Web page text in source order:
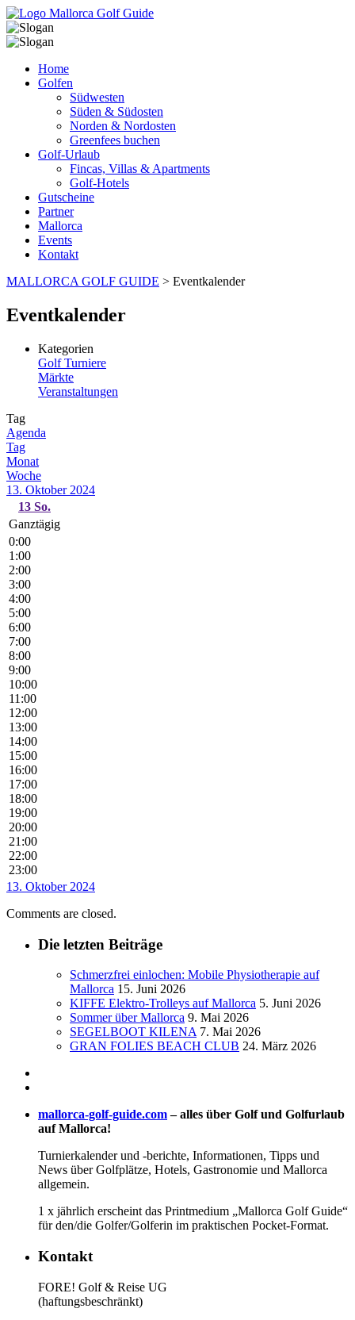
Home
Golfen
Südwesten
Süden & Südosten
Norden & Nordosten
Greenfees buchen
Golf-Urlaub
Fincas, Villas & Apartments
Golf-Hotels
Gutscheine
Partner
Mallorca
Events
Kontakt
MALLORCA GOLF GUIDE > Eventkalender
Eventkalender
Kategorien
Golf Turniere
Märkte
Veranstaltungen
Tag
Agenda
Tag
Monat
Woche
13. Oktober 2024
13 So.
Ganztägig
0:00
1:00
2:00
3:00
4:00
5:00
6:00
7:00
8:00
9:00
10:00
11:00
12:00
13:00
14:00
15:00
16:00
17:00
18:00
19:00
20:00
21:00
22:00
23:00
13. Oktober 2024
Comments are closed.
Die letzten Beiträge
Schmerzfrei einlochen: Mobile Physiotherapie auf
Mallorca 15. Juni 2026
KIFFE Elektro-Trolleys auf Mallorca 5. Juni 2026
Sommer über Mallorca 9. Mai 2026
SEGELBOOT KILENA 7. Mai 2026
GRAN FOLIES BEACH CLUB 24. März 2026
mallorca-golf-guide.com– alles über Golf und Golfurlaub
auf Mallorca!
Turnierkalender und -berichte, Informationen, Tipps und
News über Golfplätze, Hotels, Gastronomie und Mallorca
allgemein.
1 x jährlich erscheint das Printmedium „Mallorca Golf Guide“
für den/die Golfer/Golferin im praktischen Pocket-Format.
Kontakt
FORE! Golf & Reise UG
(haftungsbeschränkt)